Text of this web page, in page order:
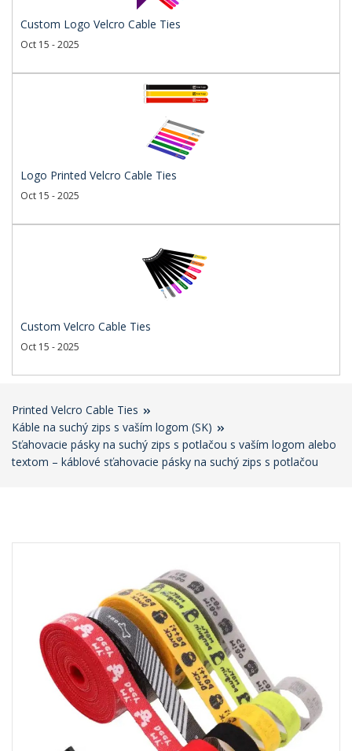
Custom Logo Velcro Cable Ties
Oct 15 - 2025
Logo Printed Velcro Cable Ties
Oct 15 - 2025
Custom Velcro Cable Ties
Oct 15 - 2025
Printed Velcro Cable Ties
Káble na suchý zips s vaším logom (SK)
Sťahovacie pásky na suchý zips s potlačou s vaším logom alebo
textom – káblové sťahovacie pásky na suchý zips s potlačou